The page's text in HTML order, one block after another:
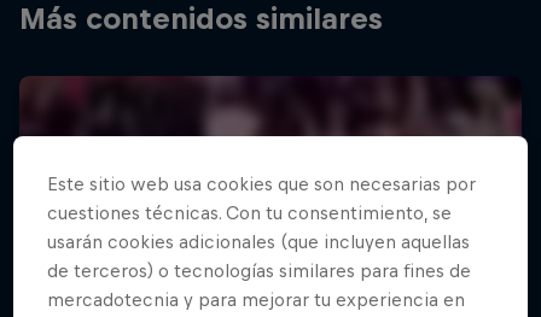
Más contenidos similares
Este sitio web usa cookies que son necesarias por
cuestiones técnicas. Con tu consentimiento, se
usarán cookies adicionales (que incluyen aquellas
de terceros) o tecnologías similares para fines de
mercadotecnia y para mejorar tu experiencia en